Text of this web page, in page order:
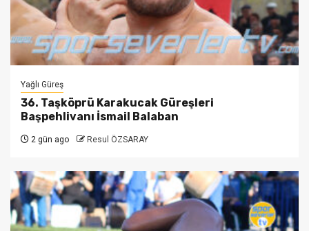
Yağlı Güreş
36. Taşköprü Karakucak Güreşleri
Başpehlivanı İsmail Balaban
2 gün ago Resul ÖZSARAY